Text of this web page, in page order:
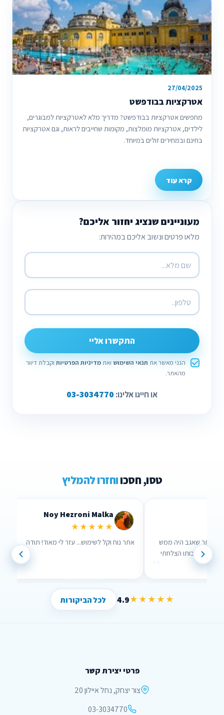
27/04/2025
אטרקציות בבודפשט
מחפשים אטרקציות בבודפשט? מדריך מלא לאטרקציות למבוגרים,
לילדים, אטרקציות מומלצות, מקומות שחייבים לראות, וגם אטרקציות
בחינם ובמחירים זולים במיוחד.
קרא עוד
מעוניינים שנציג יחזור אליכם?
מלאו פרטים ונשוב אליכם במהירות:
התקשרו אליי
הנני מאשר את תנאי השימוש ואתמדיניות הפרטיות וקבלת דיוור
מהאתר.
או חייגו אלינו: 03-3034770
טסו, חסכווחזרו להמליץ
Noy Hezroni Malka
אתר נוח וקל לשימוש... עזר לי
השוואה דרך האתר שאגב היה ממש
לשימוש וממש עזר לי , בזכותו הצלחתי
הרבה כסף !
★★★★★
4.9 לכל הביקורות
פרטי יצירת קשר
צור יצחק, נחל איילון 20
03-3034770